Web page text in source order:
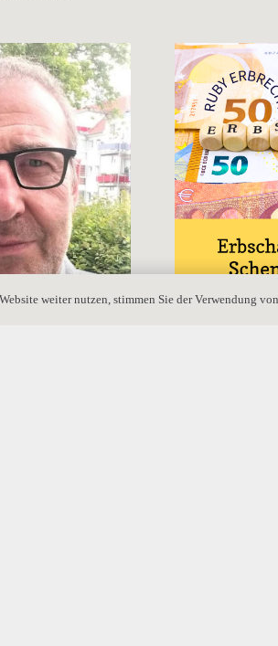
weiter nutzen, stimmen Sie der Verwendung